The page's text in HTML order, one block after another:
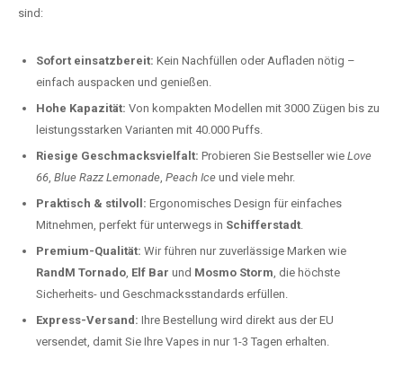
sind:
Sofort einsatzbereit: Kein Nachfüllen oder Aufladen nötig –
einfach auspacken und genießen.
Hohe Kapazität: Von kompakten Modellen mit 3000 Zügen bis zu
leistungsstarken Varianten mit 40.000 Puffs.
Riesige Geschmacksvielfalt: Probieren Sie Bestseller wie Love
66, Blue Razz Lemonade, Peach Ice und viele mehr.
Praktisch & stilvoll: Ergonomisches Design für einfaches
Mitnehmen, perfekt für unterwegs in Schifferstadt.
Premium-Qualität: Wir führen nur zuverlässige Marken wie
RandM Tornado, Elf Bar und Mosmo Storm, die höchste
Sicherheits- und Geschmacksstandards erfüllen.
Express-Versand: Ihre Bestellung wird direkt aus der EU
versendet, damit Sie Ihre Vapes in nur 1-3 Tagen erhalten.